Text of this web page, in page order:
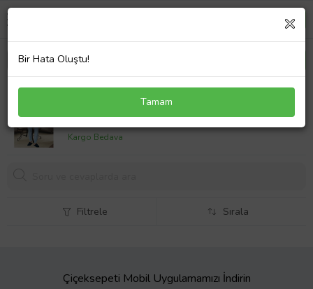
Mecit 2766 Erkek Mavi Büyük Beden Uzun Kollu
1691,36 TL
Kargo Bedava
Filtrele Sırala
Çiçeksepeti Mobil Uygulamamızı İndirin
Bir Hata Oluştu!
Tamam